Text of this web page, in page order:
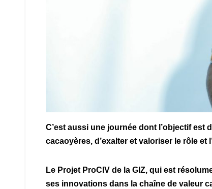
C’est aussi une journée dont l’objectif est
cacaoyères, d’exalter et valoriser le rôle
Le Projet ProCIV de la GIZ, qui est
ses innovations dans la chaîne de valeur